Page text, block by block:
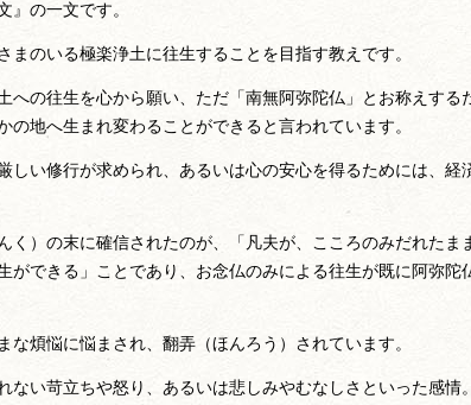
』の一文です。
のいる極楽浄土に往生することを目指す教えです。
の往生を心から願い、ただ「南無阿弥陀仏」とお称えする
地へ生まれ変わることができると言われています。
い修行が求められ、あるいは心の安心を得るためには、経
く）の末に確信されたのが、「凡夫が、こころのみだれたま
ができる」ことであり、お念仏のみによる往生が既に阿弥陀
煩悩に悩まされ、翻弄（ほんろう）されています。
い苛立ちや怒り、あるいは悲しみやむなしさといった感情。